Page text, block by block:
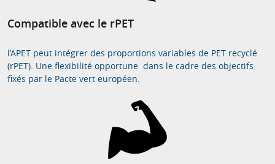
Compatible avec le rPET
l’APET peut intégrer des proportions variables de PET recyclé
(rPET). Une flexibilité opportune dans le cadre des objectifs
fixés par le Pacte vert européen.